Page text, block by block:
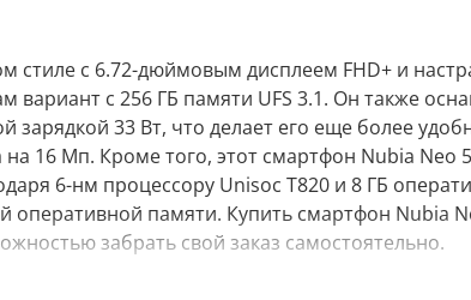
стиле с 6.72-дюймовым дисплеем FHD+ и
вариант с 256 ГБ памяти UFS 3.1. Он также
33 Вт, что делает его еще более
16 Мп. Кроме того, этот смартфон Nubia Neo
6-нм процессору Unisoc T820 и 8 ГБ
памяти. Купить смартфон Nubia
забрать свой заказ самостоятельно.